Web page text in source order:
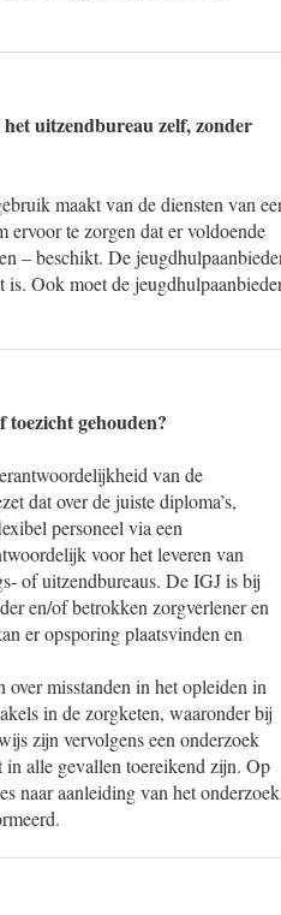
uitzendbureau zelf, zonder
maakt van de diensten van
ervoor te zorgen dat er voldoende
– beschikt. De
is. Ook moet de
gehouden?
van de
dat over de juiste diploma’s,
personeel via een
voor het leveren van
of uitzendbureaus. De IGJ is bij
en/of betrokken zorgverlener en
er opsporing plaatsvinden en
misstanden in het opleiden in
in de zorgketen, waaronder bij
zijn vervolgens een onderzoek
in alle gevallen toereikend zijn. Op
naar aanleiding van het